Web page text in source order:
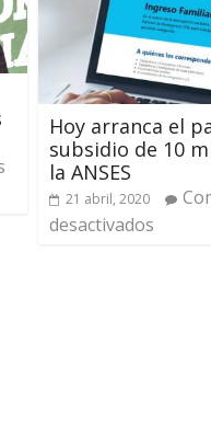
Hoy arranca el
subsidio de 10
la ANSES
21 abril, 2020
desactivados